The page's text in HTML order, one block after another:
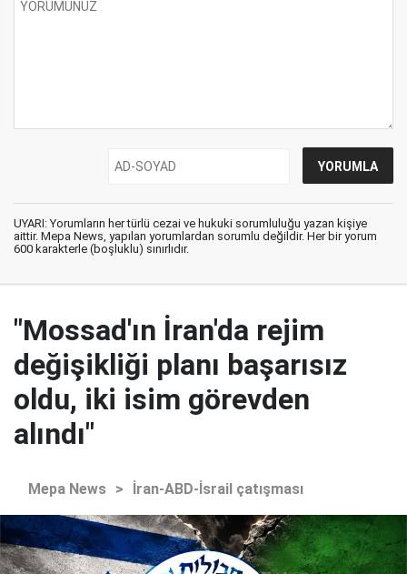
UYARI: Yorumların her türlü cezai ve hukuki sorumluluğu yazan kişiye
aittir. Mepa News, yapılan yorumlardan sorumlu değildir. Her bir yorum
600 karakterle (boşluklu) sınırlıdır.
"Mossad'ın İran'da rejim
değişikliği planı başarısız
oldu, iki isim görevden
alındı"
Mepa News > İran-ABD-İsrail çatışması